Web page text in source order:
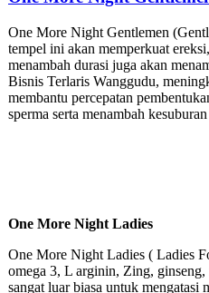
One More Night Gentlemen
tempel ini akan memperkuat
menambah durasi juga akan
Bisnis Terlaris Wanggudu,
membantu percepatan
sperma serta menambah
One More Night Ladies
One More Night Ladies ( Ladies
omega 3, L arginin, Zing,
sangat luar biasa untuk mengatasi